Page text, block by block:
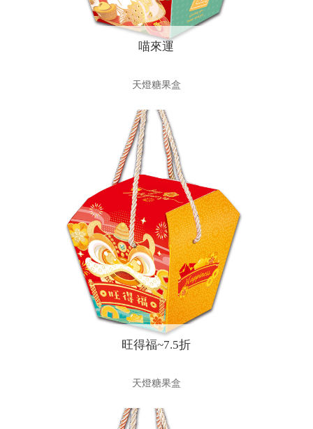
喵來運
天燈糖果盒
旺得福~7.5折
天燈糖果盒